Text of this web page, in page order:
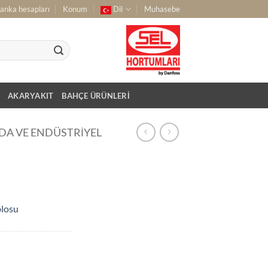
hesapları Konum Dil Muhasebe
AKARYAKIT BAHÇE ÜRÜNLERI
VE ENDÜSTRIYEL